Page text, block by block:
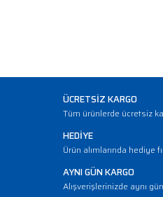
ÜCRETSİZ KARGO
Tüm ürünlerde ücretsiz
HEDİYE
Ürün alımlarında hediye
AYNI GÜN KARGO
Alışverişlerinizde aynı